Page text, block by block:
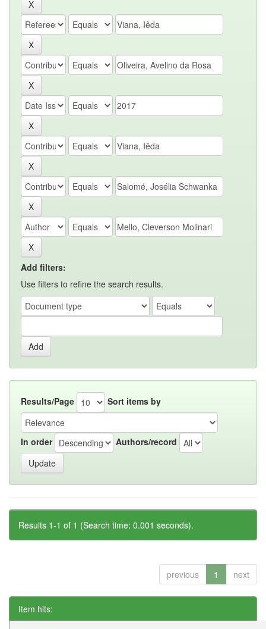
Add filters:
Use filters to refine the search results.
Results/Page Sort items by
In order Authors/record
Results 1-1 of 1 (Search time: 0.001 seconds).
previous 1 next
Item hits: